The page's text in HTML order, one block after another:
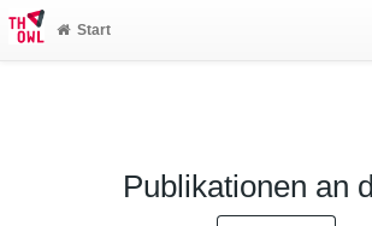
Start
Publikationen an